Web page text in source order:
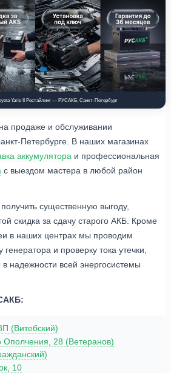
Yaris II Рестайлинг — РУСАКБ, Санкт-Петербург
продаже и обслуживании
Петербурге. В наших магазинах
аккумулятора и профессиональная
с выездом мастера в любой район
существенную выгоду,
скидка за сдачу старого АКБ. Кроме
в наших центрах мы проводим
и проверку тока утечки,
надежности всей энергосистемы
(Витебский)
Ополчения, 28 (Ветеранов)
10